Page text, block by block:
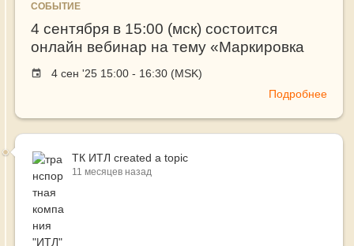
СОБЫТИЕ
4 сентября в 15:00 (мск) состоится
онлайн вебинар на тему «Маркировка
2.0. Новый уровень учёта в складской
логистике: от приёмки и отгрузки до
прямой интеграции с Честным Знаком».
Event
4 сен '25 15:00 - 16:30 (MSK)
Подробнее
ТК ИТЛ created a topic
11 месяцев назад